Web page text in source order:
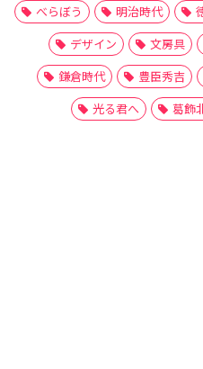
べらぼう
明治時代
デザイン
文房具
鎌倉時代
豊臣秀吉
光る君へ
葛飾